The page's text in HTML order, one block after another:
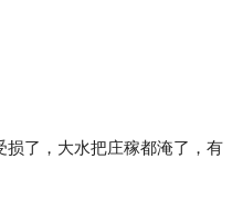
损了，大水把庄稼都淹了，有